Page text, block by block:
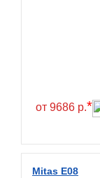
от 9686 р.*
Mitas E08